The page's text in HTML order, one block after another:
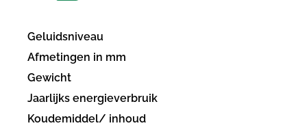
Geluidsniveau
Afmetingen in mm
Gewicht
Jaarlijks energieverbruik
Koudemiddel/ inhoud